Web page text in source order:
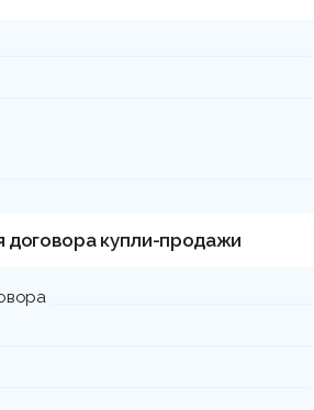
договора купли-продажи